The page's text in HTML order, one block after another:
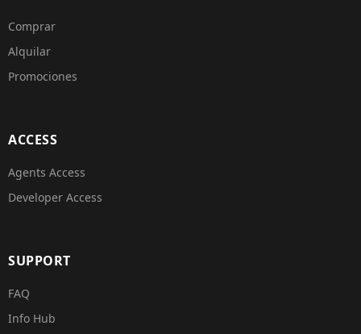
Comprar
Alquilar
Promociones
ACCESS
Agents Access
Developer Access
SUPPORT
FAQ
Info Hub